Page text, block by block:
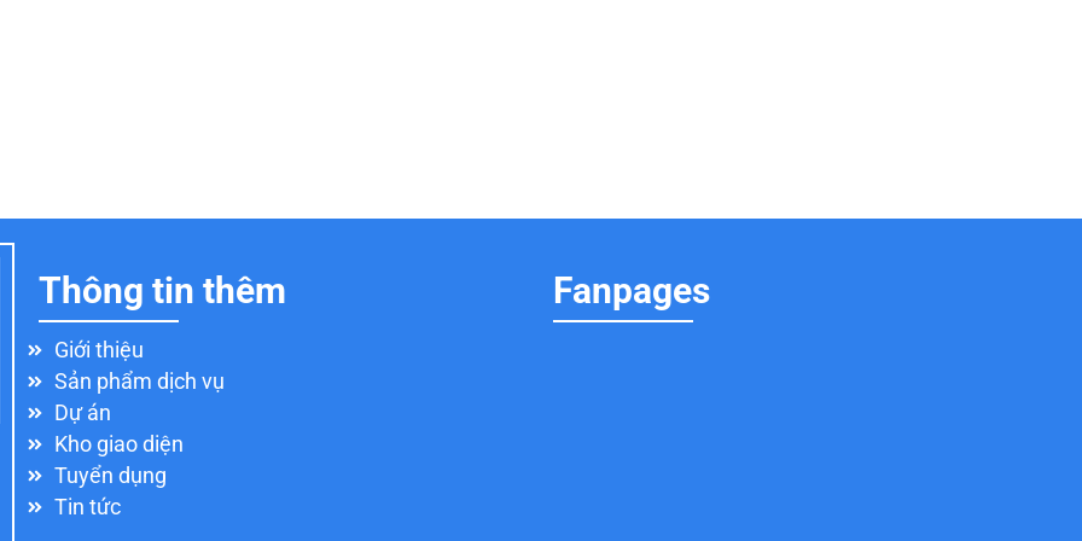
Thông tin thêm
Giới thiệu
Sản phẩm dịch vụ
Dự án
Kho giao diện
Tuyển dụng
Tin tức
Fanpages